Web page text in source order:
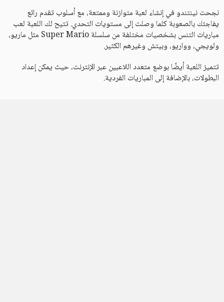
نجحت نينتندو في إنشاء لعبة متوازنة وممتعة، مع أسلوب تقدم رائع
يفاجئك بالصعوبة كلما وصلت إلى مستويات التحدي. تتيح لك اللعبة لعب
مباريات التنس بشخصيات مختلفة من سلسلة Super Mario مثل ماريو،
ولويجي، وواريو، وبيتش وغيرهم الكثير.
تتميز اللعبة أيضًا بوضع متعدد اللاعبين عبر الإنترنت، حيث يمكن إعداد
البطولات، بالإضافة إلى المباريات الفردية.